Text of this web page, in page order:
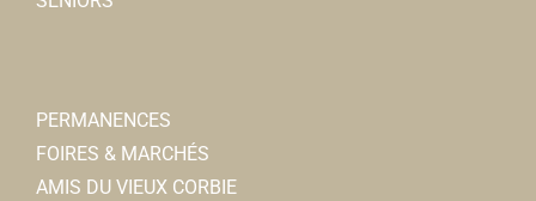
PERMANENCES
FOIRES & MARCHÉS
AMIS DU VIEUX CORBIE